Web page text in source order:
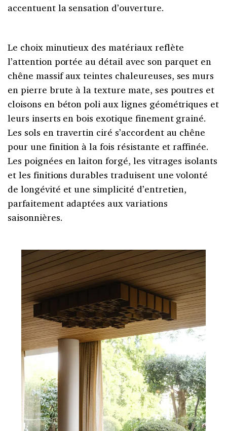
accentuent la sensation d’ouverture.
Le choix minutieux des matériaux reflète
l’attention portée au détail avec son parquet en
chêne massif aux teintes chaleureuses, ses murs
en pierre brute à la texture mate, ses poutres et
cloisons en béton poli aux lignes géométriques et
leurs inserts en bois exotique finement grainé.
Les sols en travertin ciré s’accordent au chêne
pour une finition à la fois résistante et raffinée.
Les poignées en laiton forgé, les vitrages isolants
et les finitions durables traduisent une volonté
de longévité et une simplicité d’entretien,
parfaitement adaptées aux variations
saisonnières.